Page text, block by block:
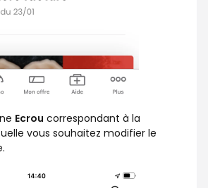
Ecrou correspondant à la
vous souhaitez modifier le